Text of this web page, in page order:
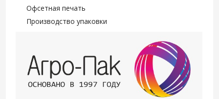
Офсетная печать
Производство упаковки